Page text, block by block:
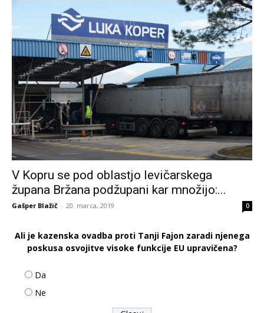
V Kopru se pod oblastjo levičarskega
župana Bržana podžupani kar množijo:...
Gašper Blažič - 20. marca, 2019 0
Ali je kazenska ovadba proti Tanji Fajon zaradi njenega
poskusa osvojitve visoke funkcije EU upravičena?
Da
Ne